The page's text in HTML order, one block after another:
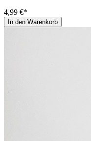
4,99 €*
In den Warenkorb